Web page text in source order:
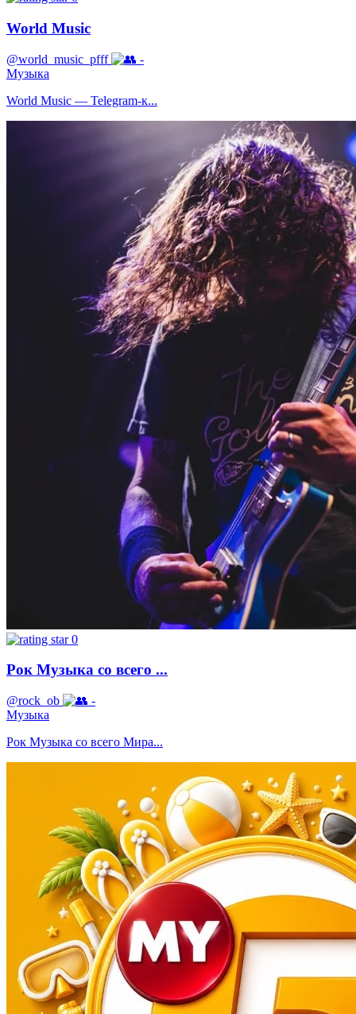
World Music
@world_music_pfff
-
Музыка
World Music — Telegram-к...
0
Рок Музыка со всего ...
@rock_ob
-
Музыка
Рок Музыка со всего Мира...